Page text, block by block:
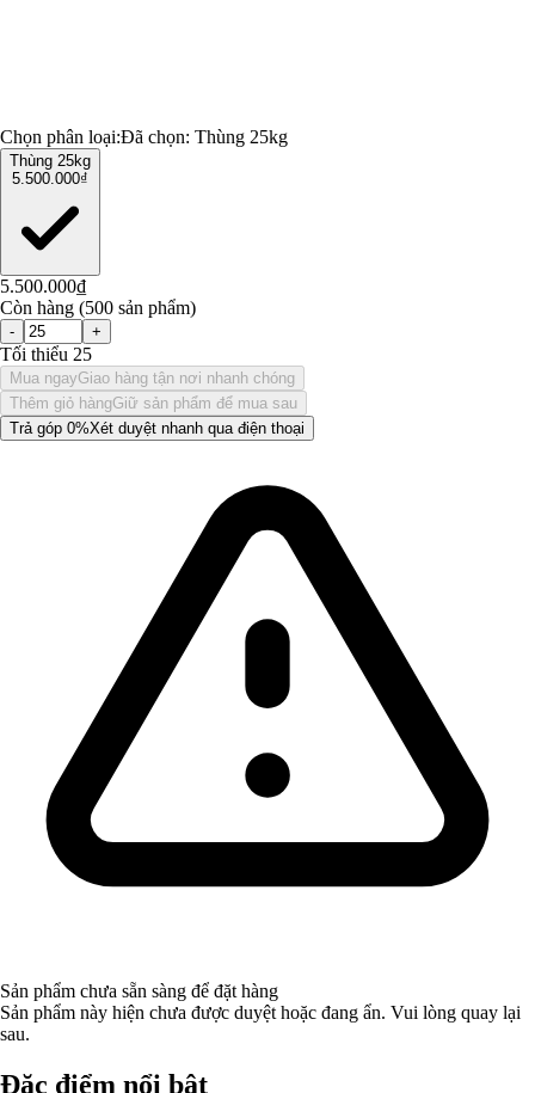
Chọn phân loại:Đã chọn: Thùng 25kg
Thùng 25kg
5.500.000₫
5.500.000₫
Còn hàng (500 sản phẩm)
- +
Tối thiểu 25
Mua ngayGiao hàng tận nơi nhanh chóng
Thêm giỏ hàngGiữ sản phẩm để mua sau
Trả góp 0%Xét duyệt nhanh qua điện thoại
Sản phẩm chưa sẵn sàng để đặt hàng
Sản phẩm này hiện chưa được duyệt hoặc đang ẩn. Vui lòng quay lại
sau.
Đặc điểm nổi bật